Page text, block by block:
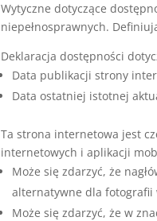
Wytyczne dotyczące
niepełnosprawnych.
Deklaracja dostępności
Data publikacji strony
Data ostatniej istotnej
Ta strona internetowa jest
internetowych i aplikacji
Może się zdarzyć, że
alternatywne dla fotografii
Może się zdarzyć, że w